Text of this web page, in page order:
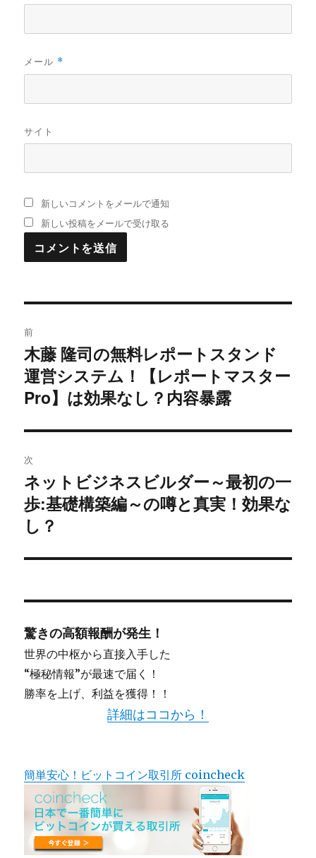
メール *
サイト
新しいコメントをメールで通知
新しい投稿をメールで受け取る
稿
ナ
ビ
ゲ
ー
シ
ョ
ン
前
過
去
の
稿:
木藤 隆司の無料レポートスタンド
運営システム！【レポートマスター
Pro】は効果なし？内容暴露
次
次
の
投
稿:
ネットビジネスビルダー～最初の一
歩:基礎構築編～の噂と真実！効果な
し？
驚きの高額報酬が発生！
世界の中枢から直接入手した
“極秘情報”が最速で届く！
勝率を上げ、利益を獲得！！
詳細はココから！
簡単安心！ビットコイン取引所 coincheck